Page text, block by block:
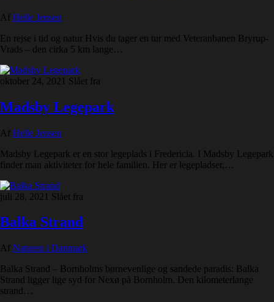
Af Helle Jensen
En rejse i tid og natur Hvis du tager en tur med Veteranbanen Bryrup-
Vrads – den cirka 5 km lange…
oktober 24, 2021 Slået fra
Madsby Legepark
Af Helle Jensen
Madsby Legepark er en stor legeplads i Fredericia. I Madsby Legepark
finder man aktiviteter for hele familien. Her er legepladser,…
juli 28, 2021 Slået fra
Balka Strand
Af Naturen i Danmark
Balka Strand – Bornholms børnevenlige og sandede paradis: Balka
Strand ligger lige syd for Nexø på Bornholm. Den kilometerlange
strand…